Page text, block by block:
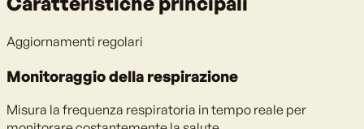
Aggiornamenti regolari
Monitoraggio della respirazione
Misura la frequenza respiratoria in tempo reale per